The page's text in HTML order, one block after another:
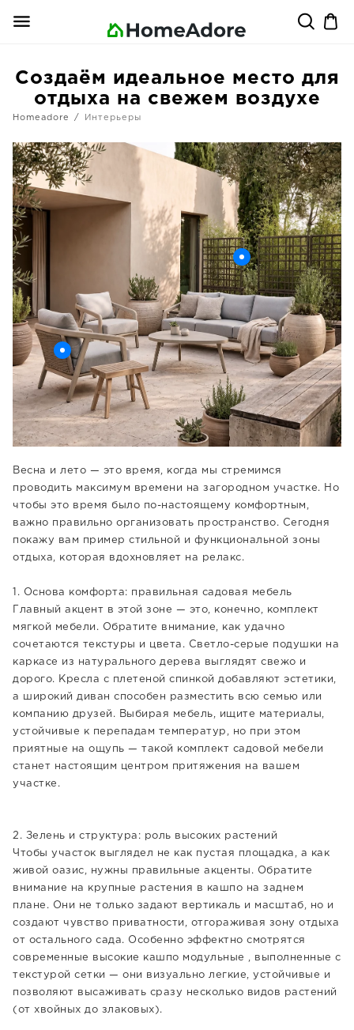
Создаём идеальное место для
отдыха на свежем воздухе
Homeadore Интерьеры
Весна и лето — это время, когда мы стремимся
проводить максимум времени на загородном участке. Но
чтобы это время было по-настоящему комфортным,
важно правильно организовать пространство. Сегодня
покажу вам пример стильной и функциональной зоны
отдыха, которая вдохновляет на релакс.
1. Основа комфорта: правильная садовая мебель
Главный акцент в этой зоне — это, конечно, комплект
мягкой мебели. Обратите внимание, как удачно
сочетаются текстуры и цвета. Светло-серые подушки на
каркасе из натурального дерева выглядят свежо и
дорого. Кресла с плетеной спинкой добавляют эстетики,
а широкий диван способен разместить всю семью или
компанию друзей. Выбирая мебель, ищите материалы,
устойчивые к перепадам температур, но при этом
приятные на ощупь — такой комплект садовой мебели
станет настоящим центром притяжения на вашем
участке.
2. Зелень и структура: роль высоких растений
Чтобы участок выглядел не как пустая площадка, а как
живой оазис, нужны правильные акценты. Обратите
внимание на крупные растения в кашпо на заднем
плане. Они не только задают вертикаль и масштаб, но и
создают чувство приватности, отгораживая зону отдыха
от остального сада. Особенно эффектно смотрятся
современные высокие кашпо модульные , выполненные с
текстурой сетки — они визуально легкие, устойчивые и
позволяют высаживать сразу несколько видов растений
(от хвойных до злаковых).